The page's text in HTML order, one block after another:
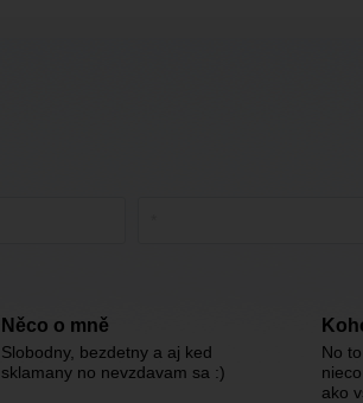
Něco o mně
Slobodny, bezdetny a aj ked
sklamany no nevzdavam sa :)
No
ako